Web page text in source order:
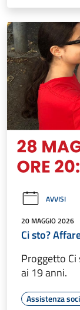
AVVISI
20 MAGGIO 2026
Ci sto?
Proggetto
ai 19 anni.
Assistenza